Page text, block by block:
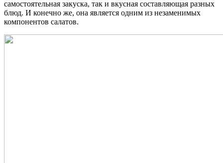
самостоятельная закуска, так и вкусная составляющая разных
блюд. И конечно же, она является одним из незаменимых
компонентов салатов.